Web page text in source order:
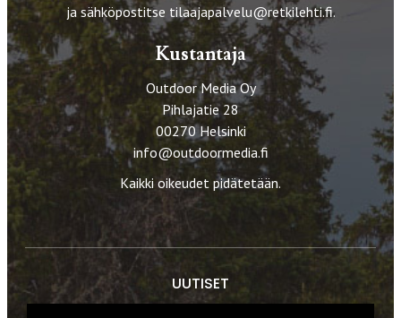
ja sähköpostitse tilaajapalvelu@retkilehti.fi.
Kustantaja
Outdoor Media Oy
Pihlajatie 28
00270 Helsinki
info@outdoormedia.fi
Kaikki oikeudet pidätetään.
UUTISET